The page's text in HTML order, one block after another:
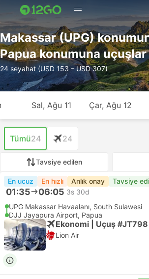
Makassar (UPG)
Papua konumuna uçuşlar
24 seyahat (USD 153 – USD 307)
Sal, Ağu 11 Çar, Ağu 12
Tümü24 24
Tavsiye edilen
En ucuz En hızlı Anlık onay Tavsiye
01:35 06:05 3s 30d
UPG Makassar Havaalanı, South Sulawesi
DJJ Jayapura Airport, Papua
Ekonomi | Uçuş #JT798
Lion Air